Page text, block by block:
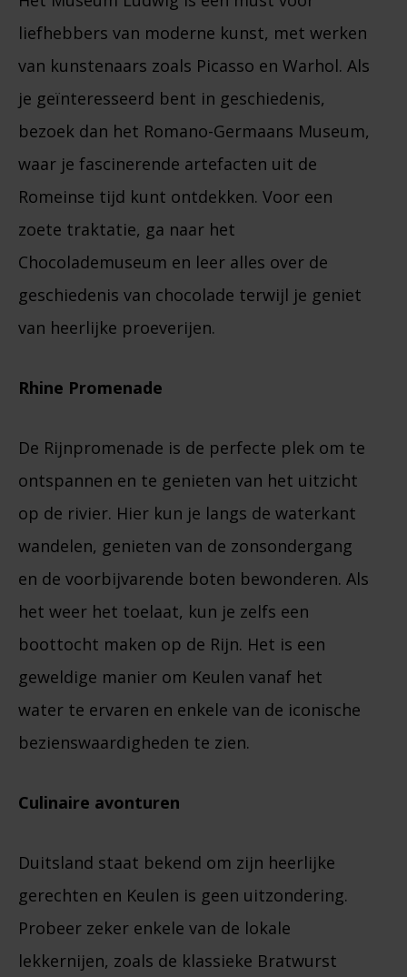
liefhebbers van moderne kunst, met werken
van kunstenaars zoals Picasso en Warhol. Als
je geïnteresseerd bent in geschiedenis,
bezoek dan het Romano-Germaans Museum,
waar je fascinerende artefacten uit de
Romeinse tijd kunt ontdekken. Voor een
zoete traktatie, ga naar het
Chocolademuseum en leer alles over de
geschiedenis van chocolade terwijl je geniet
van heerlijke proeverijen.
Rhine Promenade
De Rijnpromenade is de perfecte plek om te
ontspannen en te genieten van het uitzicht
op de rivier. Hier kun je langs de waterkant
wandelen, genieten van de zonsondergang
en de voorbijvarende boten bewonderen. Als
het weer het toelaat, kun je zelfs een
boottocht maken op de Rijn. Het is een
geweldige manier om Keulen vanaf het
water te ervaren en enkele van de iconische
bezienswaardigheden te zien.
Culinaire avonturen
Duitsland staat bekend om zijn heerlijke
gerechten en Keulen is geen uitzondering.
Probeer zeker enkele van de lokale
lekkernijen, zoals de klassieke Bratwurst